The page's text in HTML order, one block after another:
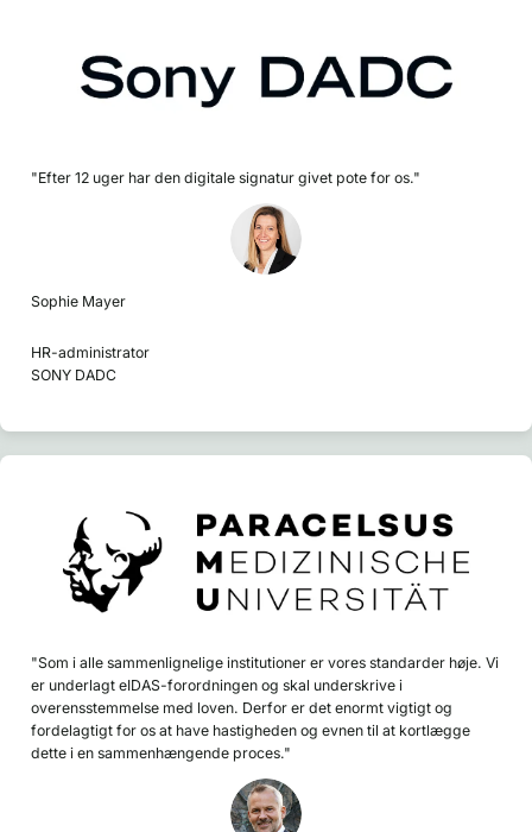
"Efter 12 uger har den digitale signatur givet pote for os."
Sophie Mayer
HR-administrator
SONY DADC
"Som i alle sammenlignelige institutioner er vores standarder høje. Vi
er underlagt eIDAS-forordningen og skal underskrive i
overensstemmelse med loven. Derfor er det enormt vigtigt og
fordelagtigt for os at have hastigheden og evnen til at kortlægge
dette i en sammenhængende proces."